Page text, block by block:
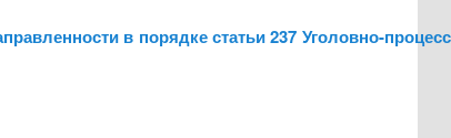
в порядке статьи 237 Уголовно-